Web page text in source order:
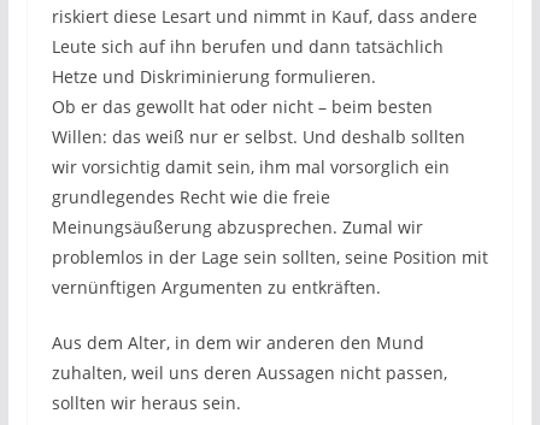
riskiert diese Lesart und nimmt in Kauf, dass andere
Leute sich auf ihn berufen und dann tatsächlich
Hetze und Diskriminierung formulieren.
Ob er das gewollt hat oder nicht – beim besten
Willen: das weiß nur er selbst. Und deshalb sollten
wir vorsichtig damit sein, ihm mal vorsorglich ein
grundlegendes Recht wie die freie
Meinungsäußerung abzusprechen. Zumal wir
problemlos in der Lage sein sollten, seine Position mit
vernünftigen Argumenten zu entkräften.
Aus dem Alter, in dem wir anderen den Mund
zuhalten, weil uns deren Aussagen nicht passen,
sollten wir heraus sein.